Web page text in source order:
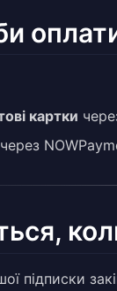
картки
через
підписки